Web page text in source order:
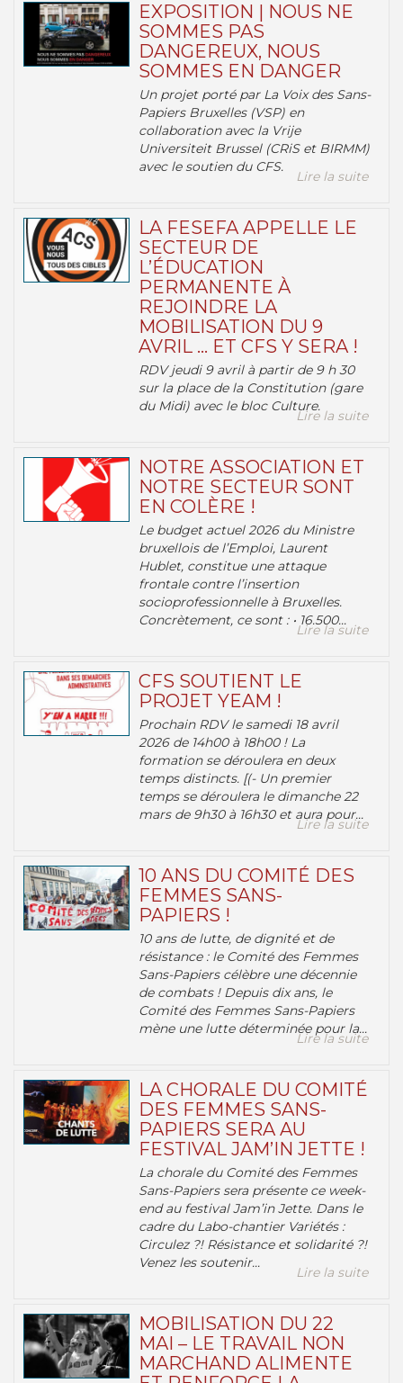
EXPOSITION | NOUS NE
SOMMES PAS
DANGEREUX, NOUS
SOMMES EN DANGER
Un projet porté par La Voix des Sans-
Papiers Bruxelles (VSP) en
collaboration avec la Vrije
Universiteit Brussel (CRiS et BIRMM)
avec le soutien du CFS.
Lire la suite
LA FESEFA APPELLE LE
SECTEUR DE
L’ÉDUCATION
PERMANENTE À
REJOINDRE LA
MOBILISATION DU 9
AVRIL … ET CFS Y SERA !
RDV jeudi 9 avril à partir de 9 h 30
sur la place de la Constitution (gare
du Midi) avec le bloc Culture.
Lire la suite
NOTRE ASSOCIATION ET
NOTRE SECTEUR SONT
EN COLÈRE !
Le budget actuel 2026 du Ministre
bruxellois de l’Emploi, Laurent
Hublet, constitue une attaque
frontale contre l’insertion
socioprofessionnelle à Bruxelles.
Concrètement, ce sont : • 16.500...
Lire la suite
CFS SOUTIENT LE
PROJET YEAM !
Prochain RDV le samedi 18 avril
2026 de 14h00 à 18h00 ! La
formation se déroulera en deux
temps distincts. [(- Un premier
temps se déroulera le dimanche 22
mars de 9h30 à 16h30 et aura pour...
Lire la suite
10 ANS DU COMITÉ DES
FEMMES SANS-
PAPIERS !
10 ans de lutte, de dignité et de
résistance : le Comité des Femmes
Sans-Papiers célèbre une décennie
de combats ! Depuis dix ans, le
Comité des Femmes Sans-Papiers
mène une lutte déterminée pour la...
Lire la suite
LA CHORALE DU COMITÉ
DES FEMMES SANS-
PAPIERS SERA AU
FESTIVAL JAM’IN JETTE !
La chorale du Comité des Femmes
Sans-Papiers sera présente ce week-
end au festival Jam’in Jette. Dans le
cadre du Labo-chantier Variétés :
Circulez ?! Résistance et solidarité ?!
Venez les soutenir...
Lire la suite
MOBILISATION DU 22
MAI – LE TRAVAIL NON
MARCHAND ALIMENTE